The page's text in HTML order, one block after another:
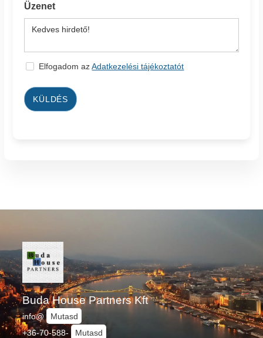
Üzenet
Elfogadom azAdatkezelési tájékoztatót
KÜLDÉS
Buda House Partners Kft
info@
Mutasd
+36-70-588-
Mutasd